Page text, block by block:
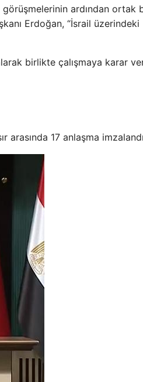
ardından ortak
Erdoğan, “İsrail üzerindeki
birlikte çalışmaya karar
arasında 17 anlaşma